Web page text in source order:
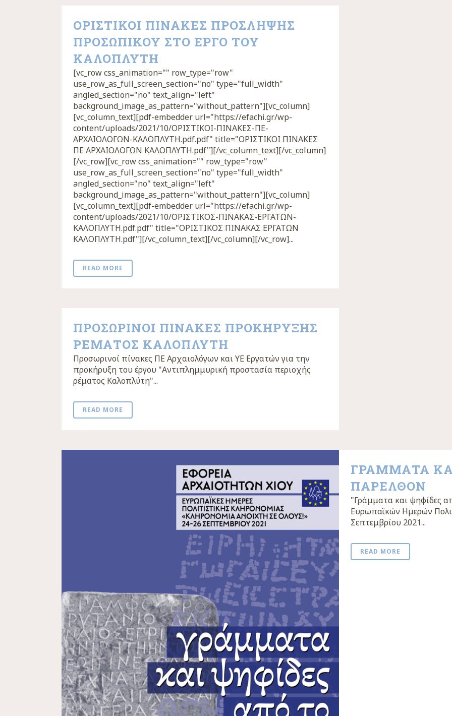
ΟΡΙΣΤΙΚΟΙ ΠΙΝΑΚΕΣ ΠΡΟΣΛΗΨΗΣ
ΠΡΟΣΩΠΙΚΟΥ ΣΤΟ ΕΡΓΟ ΤΟΥ
ΚΑΛΟΠΛΥΤΗ
[vc_row css_animation="" row_type="row"
use_row_as_full_screen_section="no" type="full_width"
angled_section="no" text_align="left"
background_image_as_pattern="without_pattern"][vc_column]
[vc_column_text][pdf-embedder url="https://efachi.gr/wp-
content/uploads/2021/10/ΟΡΙΣΤΙΚΟΙ-ΠΙΝΑΚΕΣ-ΠΕ-
ΑΡΧΑΙΟΛΟΓΩΝ-ΚΑΛΟΠΛΥΤΗ.pdf.pdf" title="ΟΡΙΣΤΙΚΟΙ ΠΙΝΑΚΕΣ
ΠΕ ΑΡΧΑΙΟΛΟΓΩΝ ΚΑΛΟΠΛΥΤΗ.pdf"][/vc_column_text][/vc_column]
[/vc_row][vc_row css_animation="" row_type="row"
use_row_as_full_screen_section="no" type="full_width"
angled_section="no" text_align="left"
background_image_as_pattern="without_pattern"][vc_column]
[vc_column_text][pdf-embedder url="https://efachi.gr/wp-
content/uploads/2021/10/ΟΡΙΣΤΙΚΟΣ-ΠΙΝΑΚΑΣ-ΕΡΓΑΤΩΝ-
ΚΑΛΟΠΛΥΤΗ.pdf.pdf" title="ΟΡΙΣΤΙΚΟΣ ΠΙΝΑΚΑΣ ΕΡΓΑΤΩΝ
ΚΑΛΟΠΛΥΤΗ.pdf"][/vc_column_text][/vc_column][/vc_row]...
READ MORE
ΠΡΟΣΩΡΙΝΟΙ ΠΙΝΑΚΕΣ ΠΡΟΚΗΡΥΞΗΣ
ΡΕΜΑΤΟΣ ΚΑΛΟΠΛΥΤΗ
Προσωρινοί πίνακες ΠΕ Αρχαιολόγων και ΥΕ Εργατών για την
προκήρυξη του έργου "Αντιπλημμυρική προστασία περιοχής
ρέματος Καλοπλύτη"...
READ MORE
ΓΡΑΜΜΑΤΑ
ΠΑΡΕΛΘΟΝ
"Γράμματα και ψηφίδες
Ευρωπαϊκών Ημερών
Σεπτεμβρίου 2021...
READ MORE